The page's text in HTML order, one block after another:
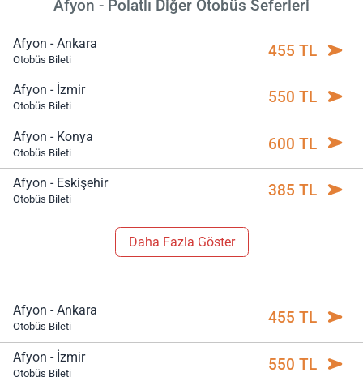
Afyon - Polatlı Diğer Otobüs Seferleri
Afyon - Ankara
Otobüs Bileti 455 TL
Afyon - İzmir
Otobüs Bileti 550 TL
Afyon - Konya
Otobüs Bileti 600 TL
Afyon - Eskişehir
Otobüs Bileti 385 TL
Daha Fazla Göster
Afyon - Ankara
Otobüs Bileti 455 TL
Afyon - İzmir
Otobüs Bileti 550 TL